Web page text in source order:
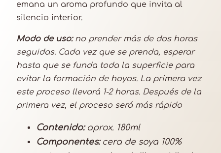
e
n
s
o
c
a
emana un aroma profundo que invita al
silencio interior.
Modo de uso:no prender más de dos horas
seguidas. Cada vez que se prenda, esperar
hasta que se funda toda la superficie para
evitar la formación de hoyos. La primera vez
este proceso llevará 1-2 horas. Después de la
primera vez, el proceso será más rápido
Contenido:aprox. 180ml
Componentes:cera de soya 100%